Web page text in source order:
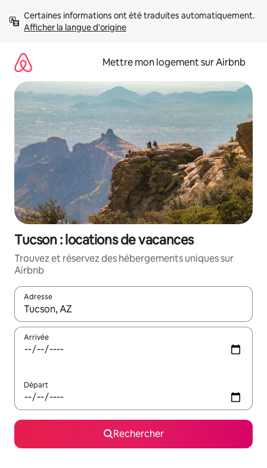
directement
Afficher la langue d'origine
Mettre mon logement sur Airbnb
Tucson : locations de vacances
Trouvez et réservez des hébergements uniques sur
Airbnb
Adresse
Lorsque les résultats s'affichent, utilisez les flèches vers le
Arrivée
Départ
Rechercher